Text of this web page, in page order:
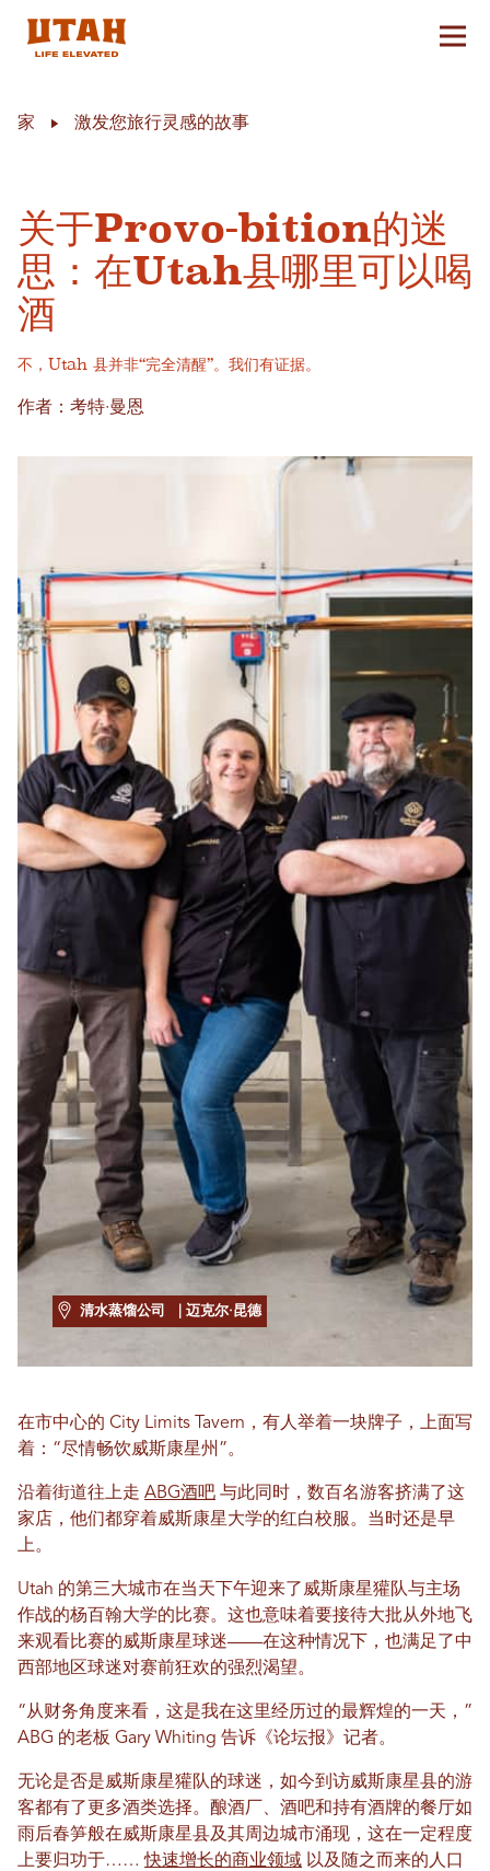
切换
家 激发您旅行灵感的故事
关于Provo-bition的迷
思：在Utah县哪里可以喝
酒
不，Utah 县并非“完全清醒”。我们有证据。
作者：考特·曼恩
清水蒸馏公司 | 迈克尔·昆德
在市中心的 City Limits Tavern，有人举着一块牌子，上面写
着：“尽情畅饮威斯康星州”。
沿着街道往上走 ABG酒吧 与此同时，数百名游客挤满了这
家店，他们都穿着威斯康星大学的红白校服。当时还是早
上。
Utah 的第三大城市在当天下午迎来了威斯康星獾队与主场
作战的杨百翰大学的比赛。这也意味着要接待大批从外地飞
来观看比赛的威斯康星球迷——在这种情况下，也满足了中
西部地区球迷对赛前狂欢的强烈渴望。
“从财务角度来看，这是我在这里经历过的最辉煌的一天，”
ABG 的老板 Gary Whiting 告诉《论坛报》记者。
无论是否是威斯康星獾队的球迷，如今到访威斯康星县的游
客都有了更多酒类选择。酿酒厂、酒吧和持有酒牌的餐厅如
雨后春笋般在威斯康星县及其周边城市涌现，这在一定程度
上要归功于……快速增长的商业领域 以及随之而来的人口